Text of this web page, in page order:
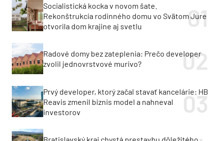
Socialistická kocka v novom šate.
Rekonštrukcia rodinného domu vo Svätom Jure
otvorila dom krajine aj svetlu
Radové domy bez zateplenia: Prečo developer
zvolil jednovrstvové murivo?
Prvý developer, ktorý začal stavať kancelárie: HB
Reavis zmenil biznis model a nahneval
investorov